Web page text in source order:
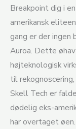
Breakpoint dig i
amerikansk
gang er der
Auroa. Dette
højteknologisk
til
Skell Tech er
dødelig eks-
har overtaget